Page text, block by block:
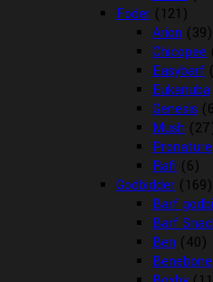
Foder (121)
Arion (39)
Chicopee
Easybarf
Eukanuba
Genesis
Mush
Pronature
Rafi (6)
Godbidder (169)
Barf
Barf
Ben (40)
Benebone